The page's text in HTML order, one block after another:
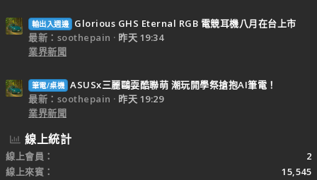
輸出入週邊
Glorious GHS Eternal RGB 電競耳機八月在台上市
最新：soothepain
昨天 19:34
業界新聞
筆電/桌機 ASUSx三麗鷗耍酷聯萌 潮玩開學祭搶抱AI筆電！
最新：soothepain
昨天 19:29
業界新聞
線上統計
線上會員
2
線上來賓
15,545